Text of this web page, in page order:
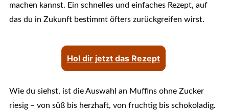
machen kannst. Ein schnelles und einfaches Rezept, auf
das du in Zukunft bestimmt öfters zurückgreifen wirst.
Hol dir jetzt das Rezept
Wie du siehst, ist die Auswahl an Muffins ohne Zucker
riesig – von süß bis herzhaft, von fruchtig bis schokoladig.